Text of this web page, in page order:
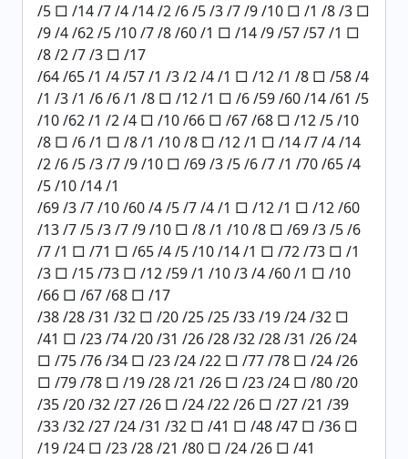
/5 □ /14 /7 /4 /14 /2 /6 /5 /3 /7 /9 /10 □ /1 /8 /3 □
/9 /4 /62 /5 /10 /7 /8 /60 /1 □ /14 /9 /57 /57 /1 □
/8 /2 /7 /3 □ /17
/64 /65 /1 /4 /57 /1 /3 /2 /4 /1 □ /12 /1 /8 □ /58 /4
/1 /3 /1 /6 /6 /1 /8 □ /12 /1 □ /6 /59 /60 /14 /61 /5
/10 /62 /1 /2 /4 □ /10 /66 □ /67 /68 □ /12 /5 /10
/8 □ /6 /1 □ /8 /1 /10 /8 □ /12 /1 □ /14 /7 /4 /14
/2 /6 /5 /3 /7 /9 /10 □ /69 /3 /5 /6 /7 /1 /70 /65 /4
/5 /10 /14 /1
/69 /3 /7 /10 /60 /4 /5 /7 /4 /1 □ /12 /1 □ /12 /60
/13 /7 /5 /3 /7 /9 /10 □ /8 /1 /10 /8 □ /69 /3 /5 /6
/7 /1 □ /71 □ /65 /4 /5 /10 /14 /1 □ /72 /73 □ /1
/3 □ /15 /73 □ /12 /59 /1 /10 /3 /4 /60 /1 □ /10
/66 □ /67 /68 □ /17
/38 /28 /31 /32 □ /20 /25 /25 /33 /19 /24 /32 □
/41 □ /23 /74 /20 /31 /26 /28 /32 /28 /31 /26 /24
□ /75 /76 /34 □ /23 /24 /22 □ /77 /78 □ /24 /26
□ /79 /78 □ /19 /28 /21 /26 □ /23 /24 □ /80 /20
/35 /20 /32 /27 /26 □ /24 /22 /26 □ /27 /21 /39
/33 /32 /27 /24 /31 /32 □ /41 □ /48 /47 □ /36 □
/19 /24 □ /23 /28 /21 /80 □ /24 /26 □ /41